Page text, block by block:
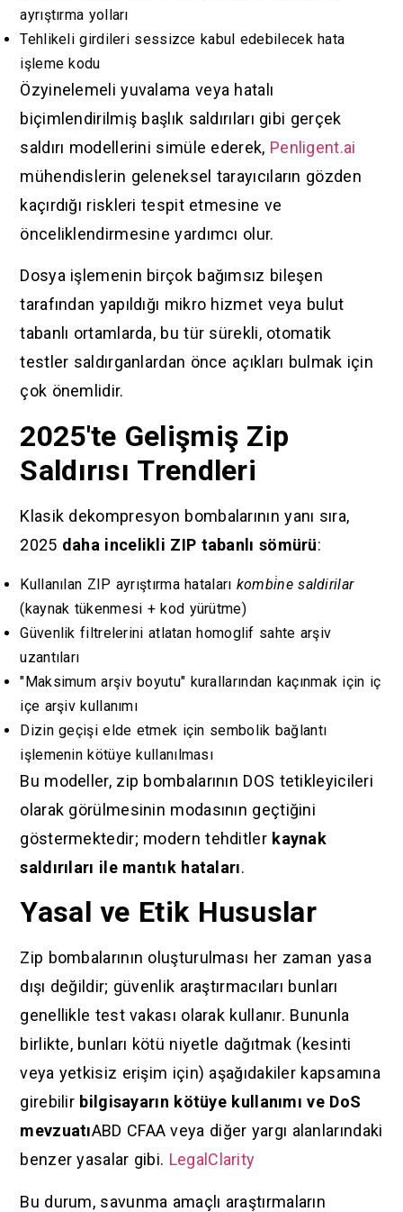
ayrıştırma yolları
Tehlikeli girdileri sessizce kabul edebilecek hata
işleme kodu
Özyinelemeli yuvalama veya hatalı
biçimlendirilmiş başlık saldırıları gibi gerçek
saldırı modellerini simüle ederek, Penligent.ai
mühendislerin geleneksel tarayıcıların gözden
kaçırdığı riskleri tespit etmesine ve
önceliklendirmesine yardımcı olur.
Dosya işlemenin birçok bağımsız bileşen
tarafından yapıldığı mikro hizmet veya bulut
tabanlı ortamlarda, bu tür sürekli, otomatik
testler saldırganlardan önce açıkları bulmak için
çok önemlidir.
2025'te Gelişmiş Zip
Saldırısı Trendleri
Klasik dekompresyon bombalarının yanı sıra,
2025 daha incelikli ZIP tabanlı sömürü:
Kullanılan ZIP ayrıştırma hataları kombi̇ne saldirilar
(kaynak tükenmesi + kod yürütme)
Güvenlik filtrelerini atlatan homoglif sahte arşiv
uzantıları
"Maksimum arşiv boyutu" kurallarından kaçınmak için iç
içe arşiv kullanımı
Dizin geçişi elde etmek için sembolik bağlantı
işlemenin kötüye kullanılması
Bu modeller, zip bombalarının DOS tetikleyicileri
olarak görülmesinin modasının geçtiğini
göstermektedir; modern tehditler kaynak
saldırıları ile mantık hataları.
Yasal ve Etik Hususlar
Zip bombalarının oluşturulması her zaman yasa
dışı değildir; güvenlik araştırmacıları bunları
genellikle test vakası olarak kullanır. Bununla
birlikte, bunları kötü niyetle dağıtmak (kesinti
veya yetkisiz erişim için) aşağıdakiler kapsamına
girebilir bilgisayarın kötüye kullanımı ve DoS
mevzuatıABD CFAA veya diğer yargı alanlarındaki
benzer yasalar gibi. LegalClarity
Bu durum, savunma amaçlı araştırmaların